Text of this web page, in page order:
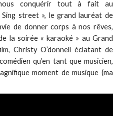
conquérir tout à fait au
Sing street », le grand lauréat de
de donner corps à nos rêves,
la soirée « karaoké » au Grand
Christy O’donnell éclatant de
qu’en tant que musicien,
moment de musique (ma